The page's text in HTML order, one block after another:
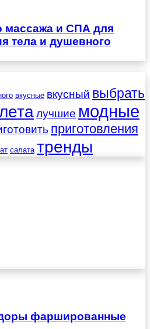
массажа и СПА для
тела и душевного
вкусные вкусный выбрать
лучшие модные
приготовления
салата тренды
фаршированные